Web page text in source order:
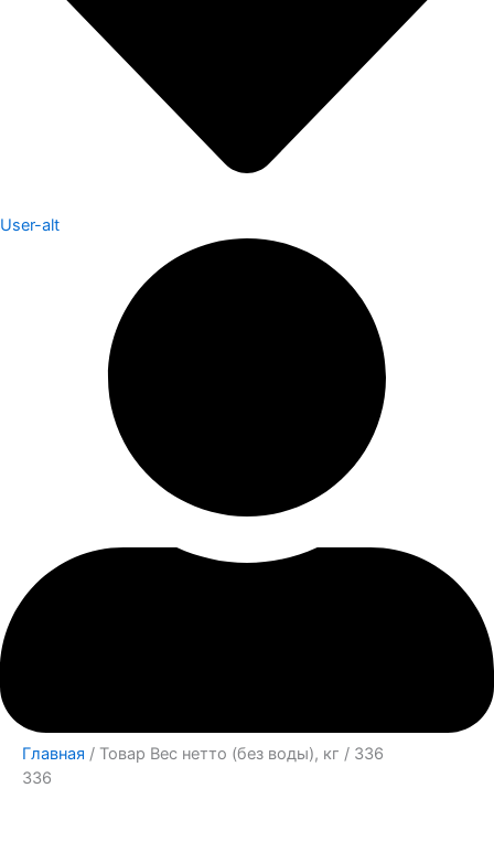
User-alt
Главная / Товар Вес нетто (без воды), кг / 336
336